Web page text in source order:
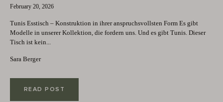
February 20, 2026
Tunis Esstisch – Konstruktion in ihrer anspruchsvollsten Form Es gibt
Modelle in unserer Kollektion, die fordern uns. Und es gibt Tunis. Dieser
Tisch ist kein...
Sara Berger
READ POST